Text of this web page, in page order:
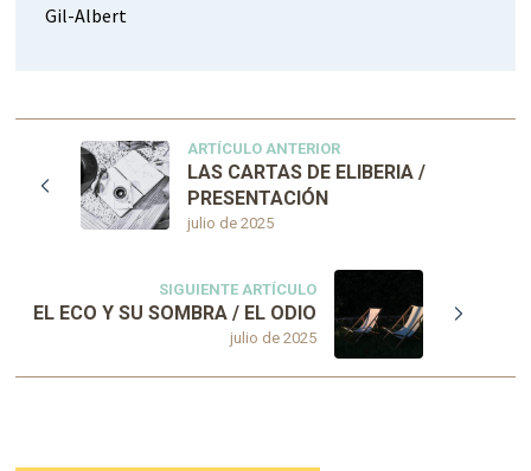
Gil-Albert
ARTÍCULO ANTERIOR
julio de 2025
LAS CARTAS DE ELIBERIA /
PRESENTACIÓN
SIGUIENTE ARTÍCULO
julio de 2025
EL ECO Y SU SOMBRA / EL ODIO